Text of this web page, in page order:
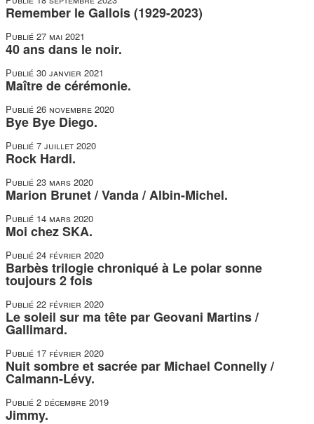
Remember le Gallois (1929-2023)
Publié 27 mai 2021
40 ans dans le noir.
Publié 30 janvier 2021
Maître de cérémonie.
Publié 26 novembre 2020
Bye Bye Diego.
Publié 7 juillet 2020
Rock Hardi.
Publié 23 mars 2020
Marion Brunet / Vanda / Albin-Michel.
Publié 14 mars 2020
Moi chez SKA.
Publié 24 février 2020
Barbès trilogie chroniqué à Le polar sonne
toujours 2 fois
Publié 22 février 2020
Le soleil sur ma tête par Geovani Martins /
Gallimard.
Publié 17 février 2020
Nuit sombre et sacrée par Michael Connelly /
Calmann-Lévy.
Publié 2 décembre 2019
Jimmy.